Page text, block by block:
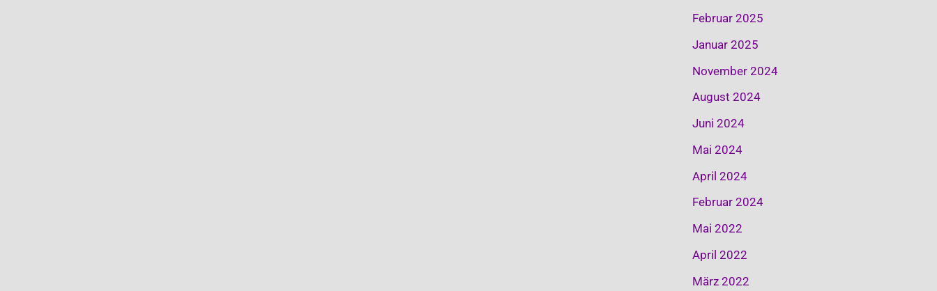
Februar 2025
Januar 2025
November 2024
August 2024
Juni 2024
Mai 2024
April 2024
Februar 2024
Mai 2022
April 2022
März 2022